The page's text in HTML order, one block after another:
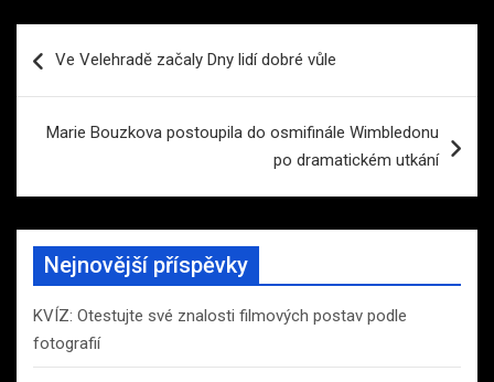
pro
Ve Velehradě začaly Dny lidí dobré vůle
Marie Bouzkova postoupila do osmifinále Wimbledonu
po dramatickém utkání
Nejnovější příspěvky
KVÍZ: Otestujte své znalosti filmových postav podle
fotografií